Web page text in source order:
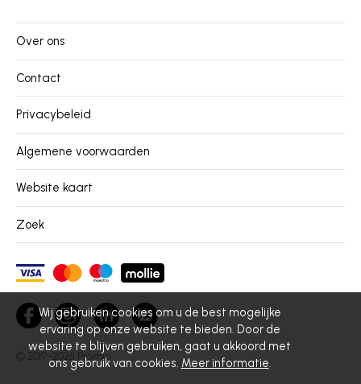
Over ons
Contact
Privacybeleid
Algemene voorwaarden
Website kaart
Zoek
© 2019–2026 Promio
Wij gebruiken cookies om u de best mogelijke
ervaring op onze website te bieden. Door de
website te blijven gebruiken, gaat u akkoord met
ons gebruik van cookies. Meer informatie.